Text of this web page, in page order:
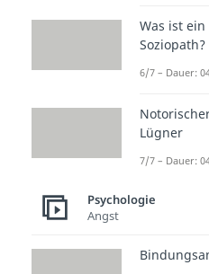
✓
Kläre den
Wie
deine
musst,
ab.
bei deinem
Zeitraumdu
Was ist ein
Soziopath?
6/7 – Dauer:
Lügner
7/7 – Dauer:
Psychologie
Angst